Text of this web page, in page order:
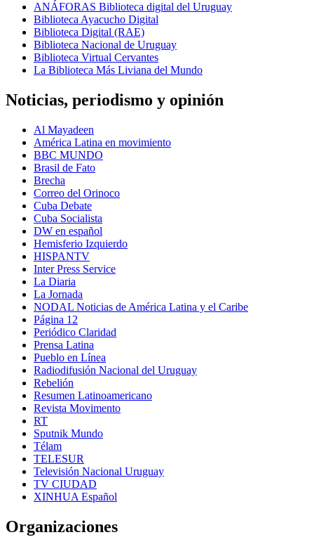
ANÁFORAS Biblioteca digital del Uruguay
Biblioteca Ayacucho Digital
Biblioteca Digital (RAE)
Biblioteca Nacional de Uruguay
Biblioteca Virtual Cervantes
La Biblioteca Más Liviana del Mundo
Noticias, periodismo y opinión
Al Mayadeen
América Latina en movimiento
BBC MUNDO
Brasil de Fato
Brecha
Correo del Orinoco
Cuba Debate
Cuba Socialista
DW en español
Hemisferio Izquierdo
HISPANTV
Inter Press Service
La Diaria
La Jornada
NODAL Noticias de América Latina y el Caribe
Página 12
Periódico Claridad
Prensa Latina
Pueblo en Línea
Radiodifusión Nacional del Uruguay
Rebelión
Resumen Latinoamericano
Revista Movimento
RT
Sputnik Mundo
Télam
TELESUR
Televisión Nacional Uruguay
TV CIUDAD
XINHUA Español
Organizaciones